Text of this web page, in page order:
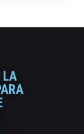
LA